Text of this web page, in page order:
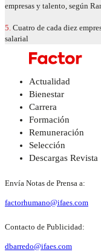
empresas y talento, según
5. Cuatro de cada diez
salarial
Actualidad
Bienestar
Carrera
Formación
Remuneración
Selección
Descargas Revista
Envía Notas de Prensa a:
factorhumano@ifaes.com
Contacto de Publicidad:
dbarredo@ifaes.com